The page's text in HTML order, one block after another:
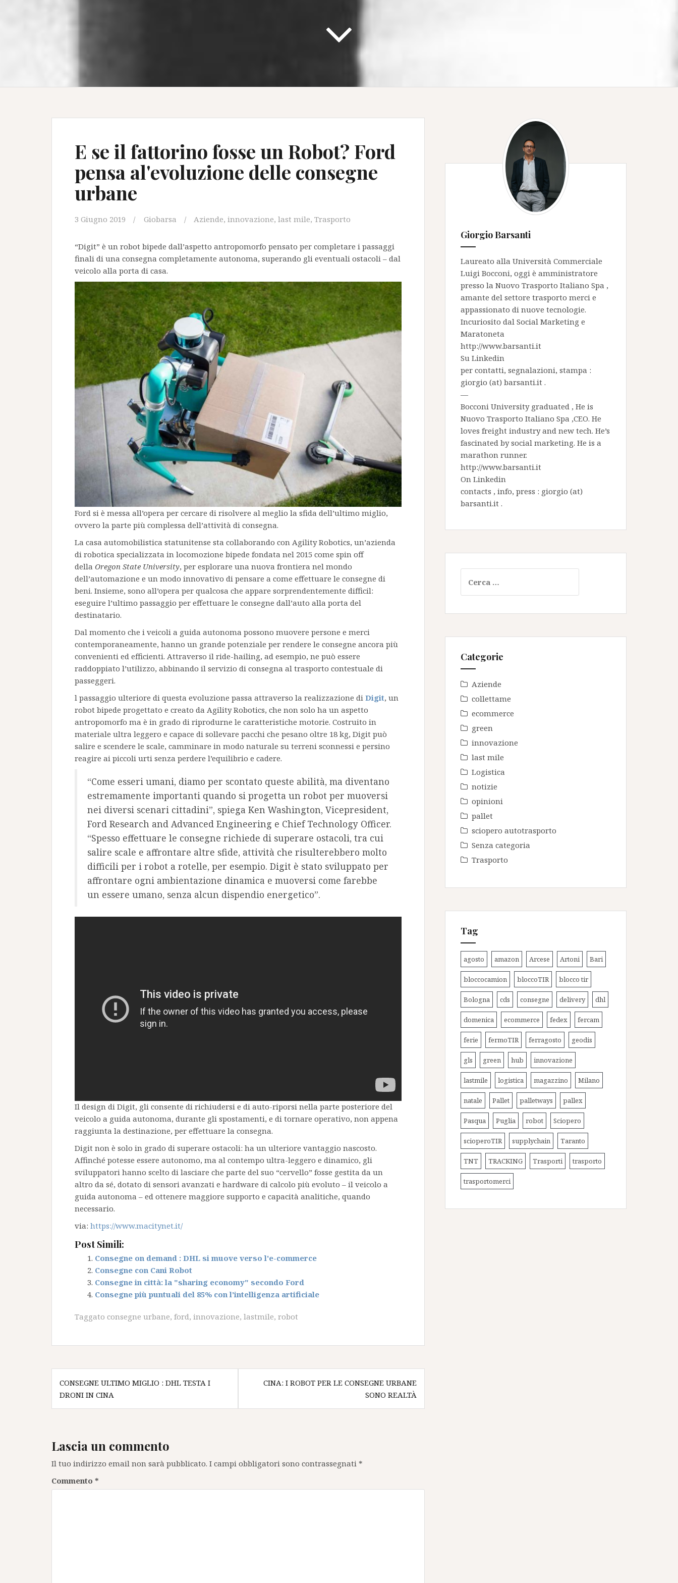
E se il fattorino fosse un Robot? Ford
pensa al'evoluzione delle consegne
urbane
3 Giugno 2019 Giobarsa Aziende, innovazione, last mile, Trasporto
“Digit” è un robot bipede dall’aspetto antropomorfo pensato per completare i passaggi
finali di una consegna completamente autonoma, superando gli eventuali ostacoli – dal
veicolo alla porta di casa.
Ford si è messa all’opera per cercare di risolvere al meglio la sfida dell’ultimo miglio,
ovvero la parte più complessa dell’attività di consegna.
La casa automobilistica statunitense sta collaborando con Agility Robotics, un’azienda
di robotica specializzata in locomozione bipede fondata nel 2015 come spin off
della Oregon State University, per esplorare una nuova frontiera nel mondo
dell’automazione e un modo innovativo di pensare a come effettuare le consegne di
beni. Insieme, sono all’opera per qualcosa che appare sorprendentemente difficil:
eseguire l’ultimo passaggio per effettuare le consegne dall’auto alla porta del
destinatario.
Dal momento che i veicoli a guida autonoma possono muovere persone e merci
contemporaneamente, hanno un grande potenziale per rendere le consegne ancora più
convenienti ed efficienti. Attraverso il ride-hailing, ad esempio, ne può essere
raddoppiato l’utilizzo, abbinando il servizio di consegna al trasporto contestuale di
passeggeri.
l passaggio ulteriore di questa evoluzione passa attraverso la realizzazione di Digit, un
robot bipede progettato e creato da Agility Robotics, che non solo ha un aspetto
antropomorfo ma è in grado di riprodurne le caratteristiche motorie. Costruito in
materiale ultra leggero e capace di sollevare pacchi che pesano oltre 18 kg, Digit può
salire e scendere le scale, camminare in modo naturale su terreni sconnessi e persino
reagire ai piccoli urti senza perdere l’equilibrio e cadere.
“Come esseri umani, diamo per scontato queste abilità, ma diventano
estremamente importanti quando si progetta un robot per muoversi
nei diversi scenari cittadini”, spiega Ken Washington, Vicepresident,
Ford Research and Advanced Engineering e Chief Technology Officer.
“Spesso effettuare le consegne richiede di superare ostacoli, tra cui
salire scale e affrontare altre sfide, attività che risulterebbero molto
difficili per i robot a rotelle, per esempio. Digit è stato sviluppato per
affrontare ogni ambientazione dinamica e muoversi come farebbe
un essere umano, senza alcun dispendio energetico”.
Il design di Digit, gli consente di richiudersi e di auto-riporsi nella parte posteriore del
veicolo a guida autonoma, durante gli spostamenti, e di tornare operativo, non appena
raggiunta la destinazione, per effettuare la consegna.
Digit non è solo in grado di superare ostacoli: ha un ulteriore vantaggio nascosto.
Affinché potesse essere autonomo, ma al contempo ultra-leggero e dinamico, gli
sviluppatori hanno scelto di lasciare che parte del suo “cervello” fosse gestita da un
altro da sé, dotato di sensori avanzati e hardware di calcolo più evoluto – il veicolo a
guida autonoma – ed ottenere maggiore supporto e capacità analitiche, quando
necessario.
via: https://www.macitynet.it/
Post Simili:
Consegne on demand : DHL si muove verso l'e-commerce
Consegne con Cani Robot
Consegne in città: la "sharing economy" secondo Ford
Consegne più puntuali del 85% con l'intelligenza artificiale
Taggato consegne urbane, ford, innovazione, lastmile, robot
Navigazione
articoli
CONSEGNE ULTIMO MIGLIO : DHL TESTA I
DRONI IN CINA
CINA: I ROBOT PER LE CONSEGNE URBANE
SONO REALTÀ
Lascia un commento
Il tuo indirizzo email non sarà pubblicato. I campi obbligatori sono contrassegnati *
Commento *
Giorgio Barsanti
Laureato alla Università Commerciale
Luigi Bocconi, oggi è amministratore
presso la Nuovo Trasporto Italiano Spa ,
amante del settore trasporto merci e
appassionato di nuove tecnologie.
Incuriosito dal Social Marketing e
Maratoneta
http://www.barsanti.it
Su Linkedin
per contatti, segnalazioni, stampa :
giorgio (at) barsanti.it .
—
Bocconi University graduated , He is
Nuovo Trasporto Italiano Spa ,CEO. He
loves freight industry and new tech. He’s
fascinated by social marketing. He is a
marathon runner.
http://www.barsanti.it
On Linkedin
contacts , info, press : giorgio (at)
barsanti.it .
per:
Categorie
Aziende
collettame
ecommerce
green
innovazione
last mile
Logistica
notizie
opinioni
pallet
sciopero autotrasporto
Senza categoria
Trasporto
Tag
agosto amazon Arcese Artoni Bari
bloccocamion bloccoTIR blocco tir
Bologna cds consegne delivery dhl
domenica ecommerce fedex fercam
ferie fermoTIR ferragosto geodis
gls green hub innovazione
lastmile logistica magazzino Milano
natale Pallet palletways pallex
Pasqua Puglia robot Sciopero
scioperoTIR supplychain Taranto
TNT TRACKING Trasporti trasporto
trasportomerci